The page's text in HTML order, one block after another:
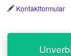
Kontaktformular